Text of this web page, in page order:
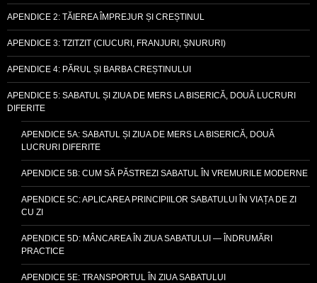
APENDICE 2: TĂIEREA ÎMPREJUR ȘI CREȘTINUL
APENDICE 3: TZITZIT (CIUCURI, FRANJURI, ȘNURURI)
APENDICE 4: PĂRUL ȘI BARBA CREȘTINULUI
APENDICE 5: SABATUL ȘI ZIUA DE MERS LA BISERICĂ, DOUĂ LUCRURI
DIFERITE
APENDICE 5A: SABATUL ȘI ZIUA DE MERS LA BISERICĂ, DOUĂ
LUCRURI DIFERITE
APENDICE 5B: CUM SĂ PĂSTREZI SABATUL ÎN VREMURILE MODERNE
APENDICE 5C: APLICAREA PRINCIPIILOR SABATULUI ÎN VIAȚA DE ZI
CU ZI
APENDICE 5D: MÂNCAREA ÎN ZIUA SABATULUI — ÎNDRUMĂRI
PRACTICE
APENDICE 5E: TRANSPORTUL ÎN ZIUA SABATULUI